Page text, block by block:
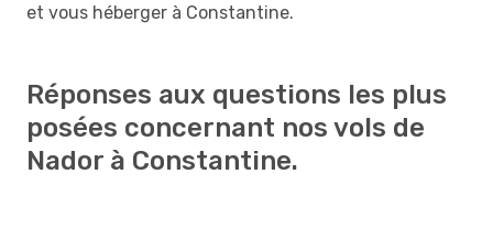
et vous héberger à Constantine.
Réponses aux questions les plus
posées concernant nos vols de
Nador à Constantine.